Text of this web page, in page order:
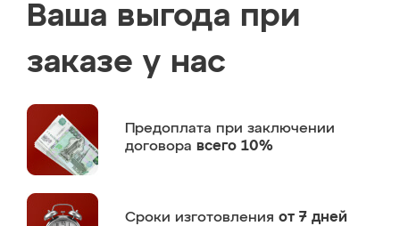
Ваша выгода при
заказе у нас
Предоплата при заключении
договора всего 10%
Сроки изготовления от 7 дней